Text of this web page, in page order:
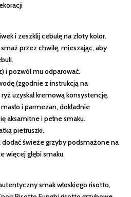
i zeszklij cebulę na złoty kolor.
przez chwilę, mieszając, aby
i pozwól mu odparować.
(zgodnie z instrukcją na
uzyskał kremową konsystencję.
i parmezan, dokładnie
aksamitne i pełne smaku.
pietruszki.
dodać świeże grzyby podsmażone na
więcej głębi smaku.
smak włoskiego risotto,